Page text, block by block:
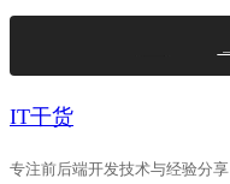
Skip
IT干货
专注前后端开发技术与经验分享